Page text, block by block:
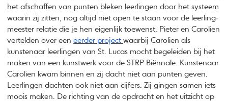
het afschaffen van punten bleken leerlingen door het systeem
waarin zij zitten, nog altijd niet open te staan voor de leerling-
meester relatie die je hen eigenlijk toewenst. Pieter en Carolien
vertelden over eeneerder projectwaarbij Carolien als
kunstenaar leerlingen van St. Lucas mocht begeleiden bij het
maken van een kunstwerk voor de STRP Biënnale. Kunstenaar
Carolien kwam binnen en zij dacht niet aan punten geven.
Leerlingen dachten ook niet aan cijfers. Zij gingen samen iets
moois maken. De richting van de opdracht en het uitzicht op